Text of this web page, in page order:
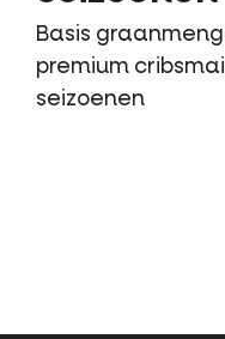
Basis
premium
seizoenen